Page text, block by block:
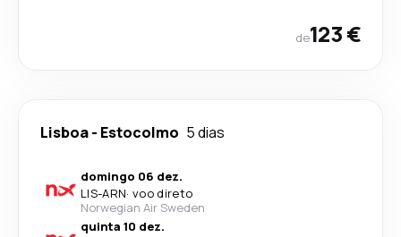
de123 €
Lisboa- Estocolmo 5 dias
domingo 06 dez.
LIS-ARN· voo direto
Norwegian Air Sweden
quinta 10 dez.